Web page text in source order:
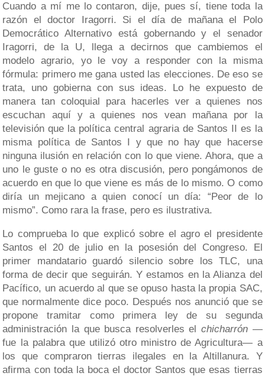
Cuando a mí me lo contaron, dije, pues sí, tiene toda la
razón el doctor Iragorri. Si el día de mañana el Polo
Democrático Alternativo está gobernando y el senador
Iragorri, de la U, llega a decirnos que cambiemos el
modelo agrario, yo le voy a responder con la misma
fórmula: primero me gana usted las elecciones. De eso se
trata, uno gobierna con sus ideas. Lo he expuesto de
manera tan coloquial para hacerles ver a quienes nos
escuchan aquí y a quienes nos vean mañana por la
televisión que la política central agraria de Santos II es la
misma política de Santos I y que no hay que hacerse
ninguna ilusión en relación con lo que viene. Ahora, que a
uno le guste o no es otra discusión, pero pongámonos de
acuerdo en que lo que viene es más de lo mismo. O como
diría un mejicano a quien conocí un día: “Peor de lo
mismo”. Como rara la frase, pero es ilustrativa.
Lo comprueba lo que explicó sobre el agro el presidente
Santos el 20 de julio en la posesión del Congreso. El
primer mandatario guardó silencio sobre los TLC, una
forma de decir que seguirán. Y estamos en la Alianza del
Pacífico, un acuerdo al que se opuso hasta la propia SAC,
que normalmente dice poco. Después nos anunció que se
propone tramitar como primera ley de su segunda
administración la que busca resolverles el chicharrón —
fue la palabra que utilizó otro ministro de Agricultura— a
los que compraron tierras ilegales en la Altillanura. Y
afirma con toda la boca el doctor Santos que esas tierras